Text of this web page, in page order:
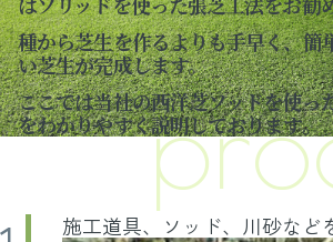
種から芝生を作るよりも手早く、簡
い芝生が完成します。
ここでは当社の西洋芝ソッドを使っ
をわかりやすく説明しております。
施工道具、ソッド、川砂など